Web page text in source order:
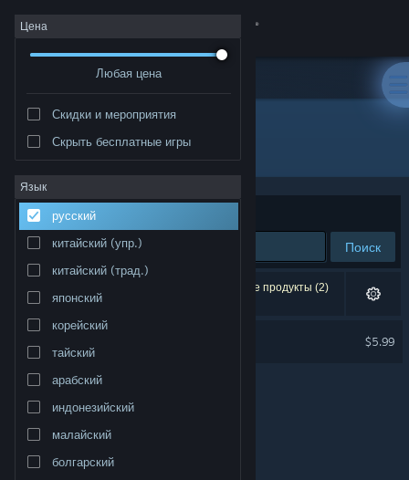
Войти
Сообщество
Информация
Поддержка
Изменить язык
Полная версия
Цена
Любая цена
Скидки и мероприятия
Скрыть бесплатные игры
Язык
русский
китайский (упр.)
китайский (трад.)
японский
корейский
тайский
арабский
индонезийский
малайский
болгарский
Разработчик: Hardy Games
Сортировать по
Поиск
Результатов по вашему запросу: 1. Некоторые продукты (2)
скрыты согласно вашим настройкам.
$5.99